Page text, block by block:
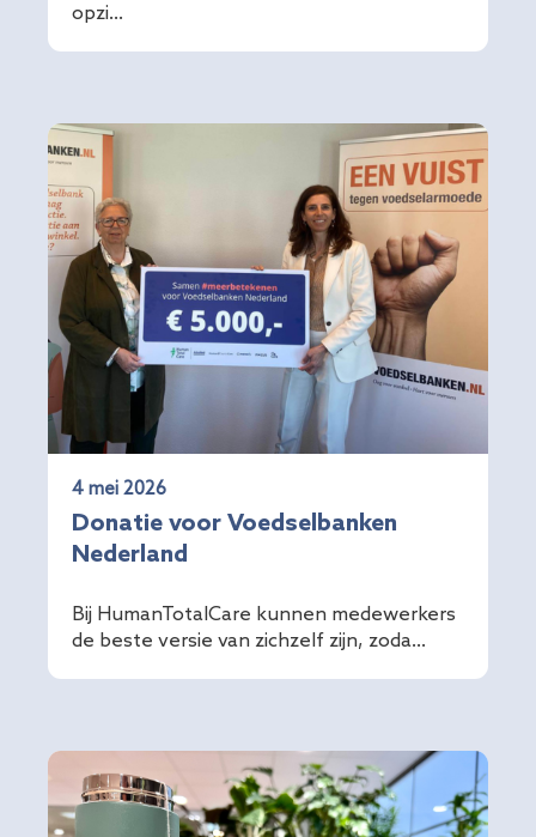
opzi...
4 mei 2026
Donatie voor Voedselbanken
Nederland
Bij HumanTotalCare kunnen medewerkers
de beste versie van zichzelf zijn, zoda...